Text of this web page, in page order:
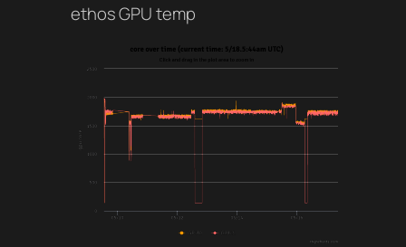
ethos GPU temp